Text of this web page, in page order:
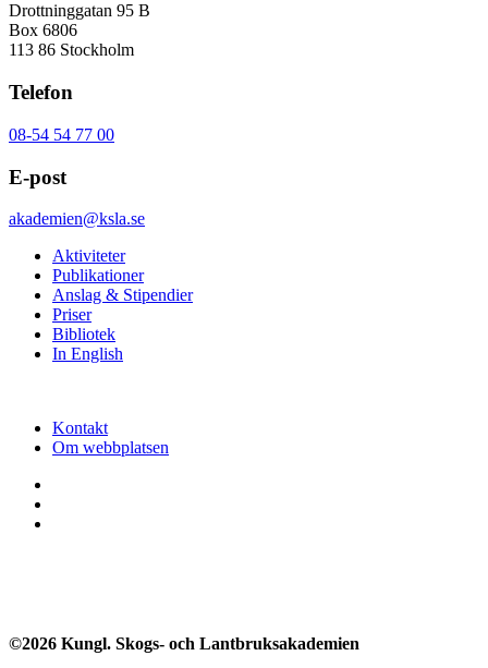
Drottninggatan 95 B
Box 6806
113 86 Stockholm
Telefon
08-54 54 77 00
E-post
akademien@ksla.se
Aktiviteter
Publikationer
Anslag & Stipendier
Priser
Bibliotek
In English
Kontakt
Om webbplatsen
©2026 Kungl. Skogs- och Lantbruksakademien